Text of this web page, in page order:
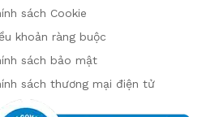
sách Cookie
khoản ràng buộc
sách bảo mật
sách thương mại điện tử